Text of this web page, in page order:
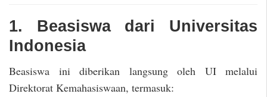
1. Beasiswa dari Universitas
Indonesia
Beasiswa ini diberikan langsung oleh UI melalui
Direktorat Kemahasiswaan, termasuk: